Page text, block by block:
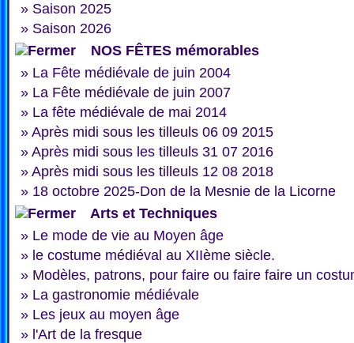
» Saison 2025
» Saison 2026
NOS FÊTES mémorables
» La Fête médiévale de juin 2004
» La Fête médiévale de juin 2007
» La fête médiévale de mai 2014
» Après midi sous les tilleuls 06 09 2015
» Après midi sous les tilleuls 31 07 2016
» Après midi sous les tilleuls 12 08 2018
» 18 octobre 2025-Don de la Mesnie de la Licorne
Arts et Techniques
» Le mode de vie au Moyen âge
» le costume médiéval au XIIème siècle.
» Modèles, patrons, pour faire ou faire faire un
» La gastronomie médiévale
» Les jeux au moyen âge
» l'Art de la fresque